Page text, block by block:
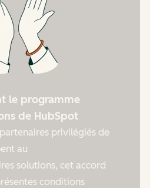
le programme
de HubSpot
privilégiés de
au
solutions, cet accord
conditions